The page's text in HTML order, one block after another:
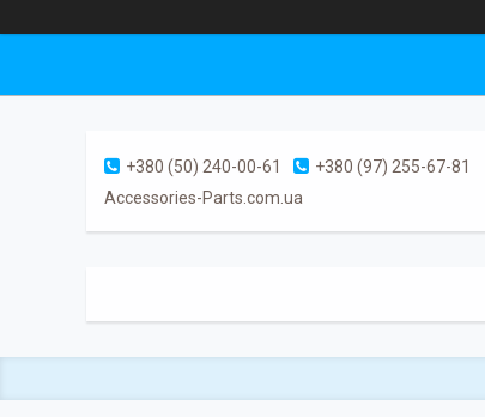
+380 (50) 240-00-61
+380 (97) 255-67-81
Accessories-Parts.com.ua